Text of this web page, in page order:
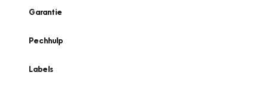
Garantie
Pechhulp
Labels